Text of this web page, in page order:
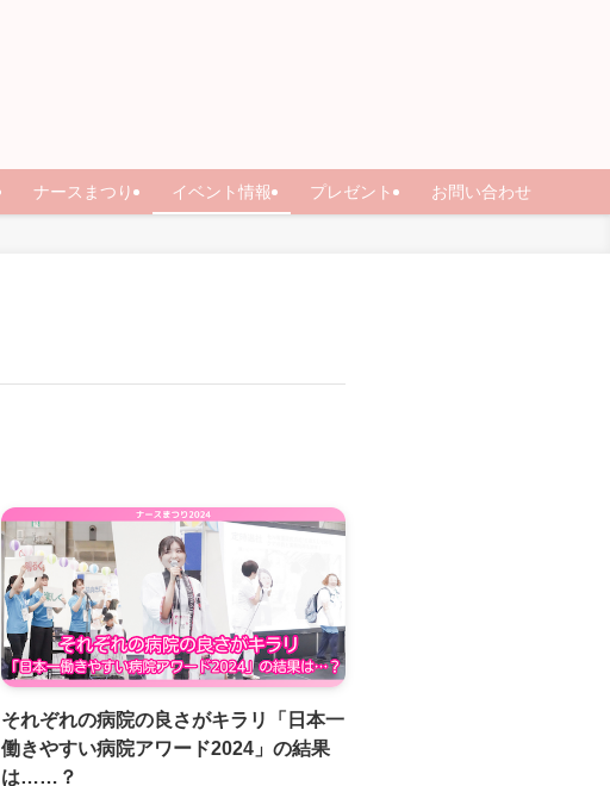
ナースまつり イベント情報 プレゼント お問い合わせ
それぞれの病院の良さがキラリ「日本一
働きやすい病院アワード2024」の結果
は……？